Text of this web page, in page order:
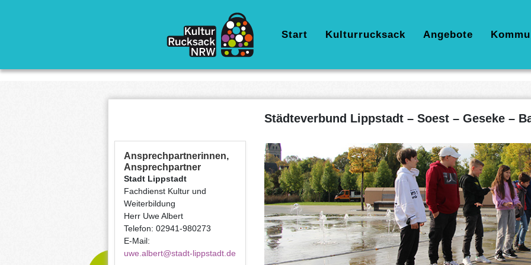
Hauptnavigation
Start Kulturrucksack Angebote
Ansprechpartnerinnen,
Ansprechpartner
Stadt Lippstadt
Fachdienst Kultur und
Weiterbildung
Herr Uwe Albert
Telefon: 02941-980273
E-Mail:
uwe.albert@stadt-lippstadt.de
Städteverbund Lippstadt – Soest – Geseke –